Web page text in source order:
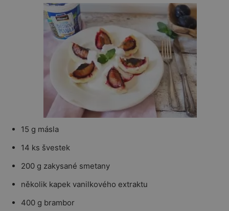
15 g másla
14 ks švestek
200 g zakysané smetany
několik kapek vanilkového extraktu
400 g brambor